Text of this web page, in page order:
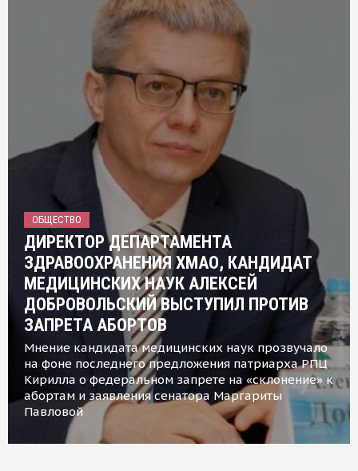
ОБЩЕСТВО
ДИРЕКТОР ДЕПАРТАМЕНТА
ЗДРАВООХРАНЕНИЯ ХМАО, КАНДИДАТ
МЕДИЦИНСКИХ НАУК АЛЕКСЕЙ
ДОБРОВОЛЬСКИЙ ВЫСТУПИЛ ПРОТИВ
ЗАПРЕТА АБОРТОВ
Мнение кандидата медицинских наук прозвучало
на фоне последнего предложения патриарха РПЦ
Кирилла о федеральном запрете на «склонение» к
абортам и заявления сенатора Маргариты
Павловой